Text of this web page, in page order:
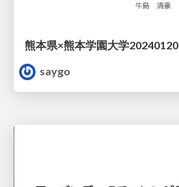
熊本県×熊本学園大学20240120
saygo